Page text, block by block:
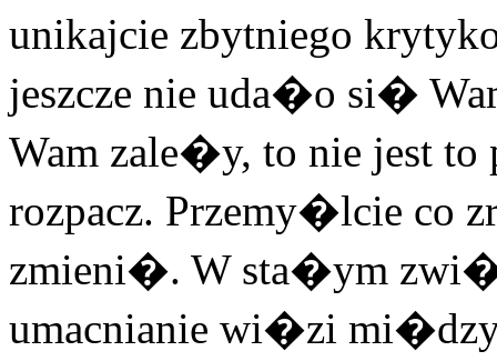
unikajcie zbytniego
jeszcze nie uda�o si�
Wam zale�y, to nie jest
rozpacz. Przemy�lcie
zmieni�. W sta�ym
umacnianie wi�zi